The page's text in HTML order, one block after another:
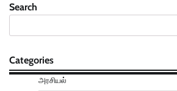
Search
Categories
அரசியல்